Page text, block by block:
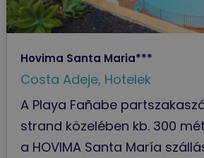
Hovima Santa Maria***
Costa Adeje, Hotelek
A Playa Fañabe
strand közelében kb. 300
a HOVIMA Santa María